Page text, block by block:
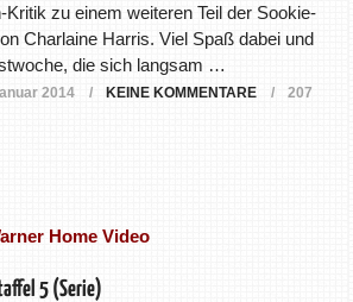
zu einem weiteren Teil der Sookie-
Charlaine Harris. Viel Spaß dabei und
die sich langsam …
2014 KEINE KOMMENTARE
207
5 (Serie)